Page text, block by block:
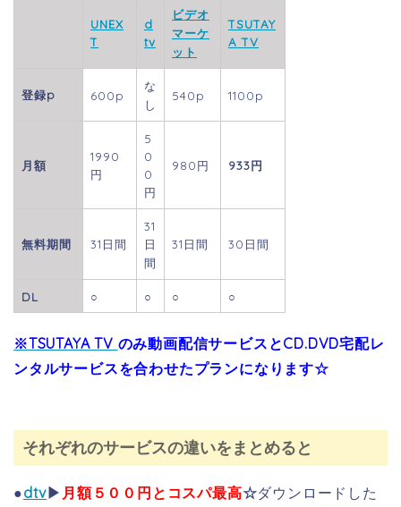
UNEX
T
d
tv
ビデオ
マーケ
ット
TSUTAY
A TV
登録p 600p
な
し
540p 1100p
月額
1990
円
5
0
0
円
980円 933円
無料期間 31日間
31
日
間
31日間 30日間
DL ○ ○ ○ ○
※TSUTAYA TV のみ動画配信サービスとCD.DVD宅配レ
ンタルサービスを合わせたプランになります☆
それぞれのサービスの違いをまとめると
●dtv▶ 月額５００円とコスパ最高☆ダウンロードした